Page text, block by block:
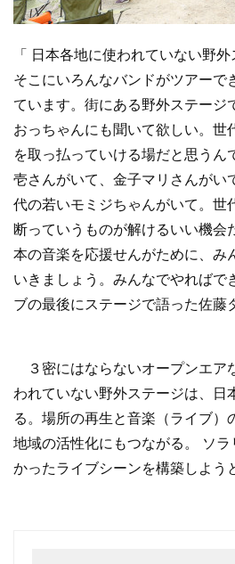
「 日本各地に使われていない野外
そこにいろんなバンドがツアーで
ています。街にある野外ステージ
おっちゃんにも聞いて欲しい。世
を取っ払っていける場だと思うん
壱さんがいて、金子マリさんがい
代の若いモミジちゃんがいて。世
断っていうものが解けるいい機会
本の音楽を応援せんがために、み
いきましょう。みんなでやればで
ブの最後にステージで語った佐藤
３密にはならないオープンエア
われていない野外ステージは、日
る。場所の再生と音楽（ライブ）
地域の活性化にもつながる。 ソ
かったライブシーンを構築しよう